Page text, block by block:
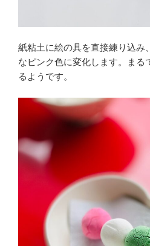
紙粘土に絵の具を直接練り込み
なピンク色に変化します。まる
るようです。